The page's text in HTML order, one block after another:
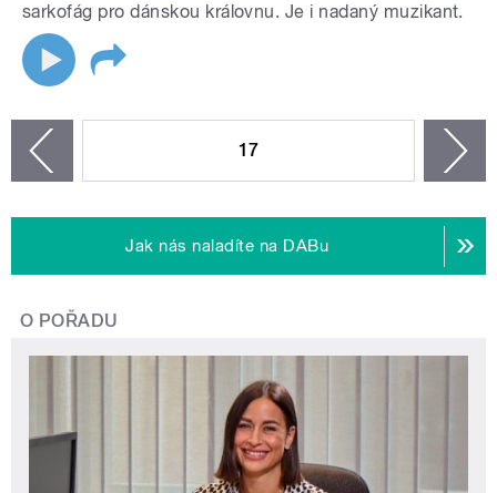
sarkofág pro dánskou královnu. Je i nadaný muzikant.
17
Jak nás naladíte na DABu
O POŘADU